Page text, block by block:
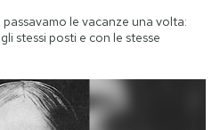
le vacanze una volta:
stessi posti e con le stesse